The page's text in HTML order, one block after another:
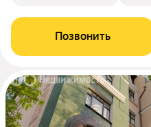
Позвонить